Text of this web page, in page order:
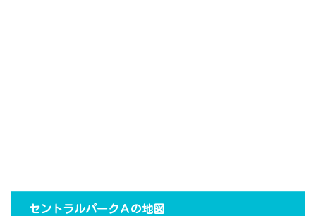
セントラルパークＡの地図